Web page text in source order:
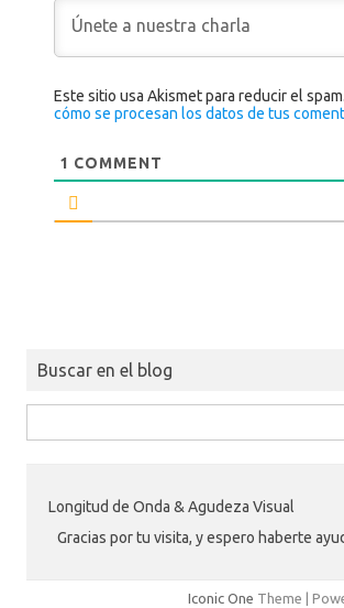
Este sitio usa Akismet para reducir el
cómo se procesan los datos de tus
1 COMMENT
Buscar en el blog
Longitud de Onda & Agudeza Visual
Gracias por tu visita, y espero haberte
Iconic One Theme |